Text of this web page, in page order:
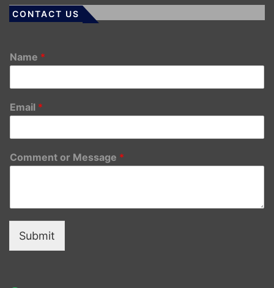
CONTACT US
Name *
Email *
Comment or Message *
Submit